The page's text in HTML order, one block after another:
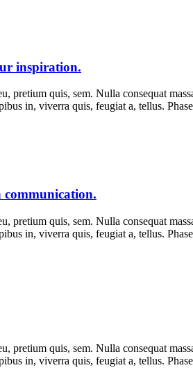
inspiration.
pretium quis, sem. Nulla consequat
in, viverra quis, feugiat a, tellus.
communication.
pretium quis, sem. Nulla consequat
in, viverra quis, feugiat a, tellus.
pretium quis, sem. Nulla consequat
in, viverra quis, feugiat a, tellus.